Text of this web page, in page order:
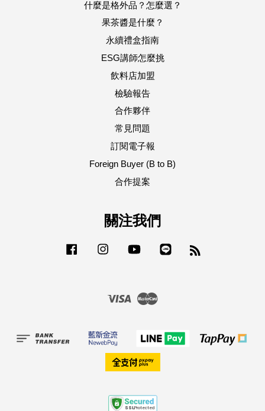
什麼是格外品？怎麼選？
果茶醬是什麼？
永續禮盒指南
ESG講師怎麼挑
飲料店加盟
檢驗報告
合作夥伴
常見問題
訂閱電子報
Foreign Buyer (B to B)
合作提案
關注我們
Facebook Instagram YouTube
Visa